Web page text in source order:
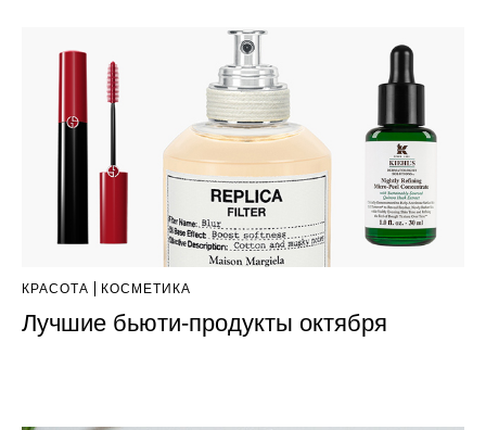
КРАСОТА КОСМЕТИКА
Лучшие бьюти-продукты октября